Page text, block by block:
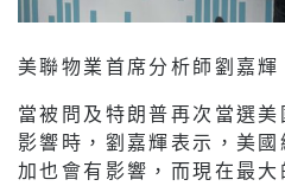
美聯物業首席分析師劉嘉輝
當被問及特朗普再次當選
影響時，劉嘉輝表示，美
加也會有影響，而現在最